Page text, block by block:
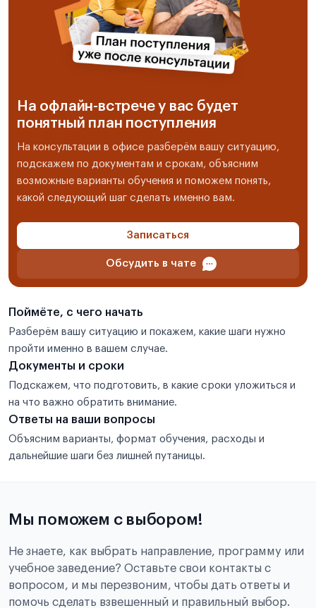
На офлайн-встрече у вас будет
понятный план поступления
На консультации в офисе разберём вашу ситуацию,
подскажем по документам и срокам, объясним
возможные варианты обучения и поможем понять,
какой следующий шаг сделать именно вам.
Записаться
Обсудить в чате
Поймёте, с чего начать
Разберём вашу ситуацию и покажем, какие шаги нужно
пройти именно в вашем случае.
Документы и сроки
Подскажем, что подготовить, в какие сроки уложиться и
на что важно обратить внимание.
Ответы на ваши вопросы
Объясним варианты, формат обучения, расходы и
дальнейшие шаги без лишней путаницы.
Мы поможем с выбором!
Не знаете, как выбрать направление, программу или
учебное заведение? Оставьте свои контакты с
вопросом, и мы перезвоним, чтобы дать ответы и
помочь сделать взвешенный и правильный выбор.